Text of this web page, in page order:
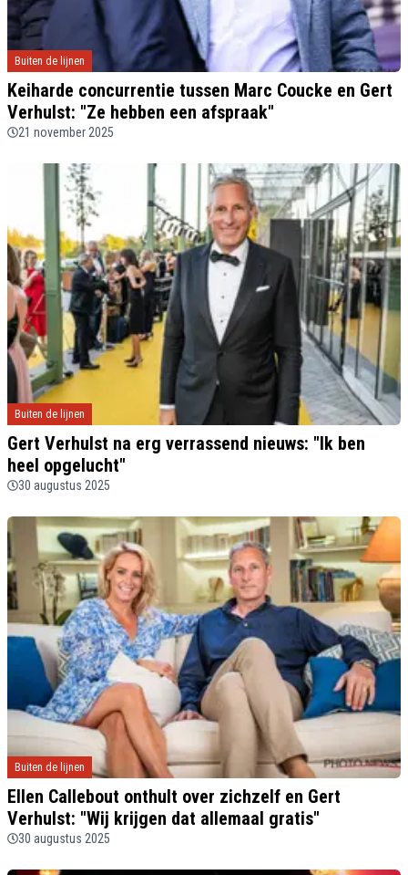
Buiten de lijnen
Keiharde concurrentie tussen Marc Coucke en Gert
Verhulst: "Ze hebben een afspraak"
21 november 2025
Buiten de lijnen
Gert Verhulst na erg verrassend nieuws: "Ik ben
heel opgelucht"
30 augustus 2025
Buiten de lijnen
Ellen Callebout onthult over zichzelf en Gert
Verhulst: "Wij krijgen dat allemaal gratis"
30 augustus 2025